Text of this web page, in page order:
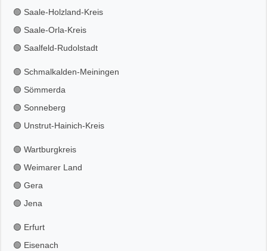
🟢 Saale-Holzland-Kreis
🟢 Saale-Orla-Kreis
🟢 Saalfeld-Rudolstadt
🟢 Schmalkalden-Meiningen
🟢 Sömmerda
🟢 Sonneberg
🟢 Unstrut-Hainich-Kreis
🟢 Wartburgkreis
🟢 Weimarer Land
🟢 Gera
🟢 Jena
🟢 Erfurt
🟢 Eisenach